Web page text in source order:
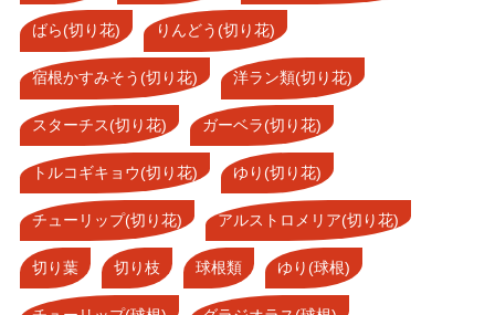
ばら(切り花) りんどう(切り花)
宿根かすみそう(切り花) 洋ラン類(切り花)
スターチス(切り花) ガーベラ(切り花)
トルコギキョウ(切り花) ゆり(切り花)
チューリップ(切り花) アルストロメリア(切り花)
切り葉 切り枝 球根類 ゆり(球根)